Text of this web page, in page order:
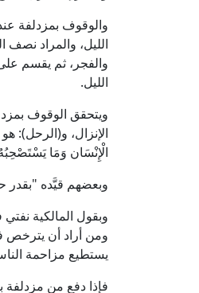
والوقوف بمزدلفة
الليل، والمراد
والفجر، ثم يقسم
الليل.
ويتحقق الوقوف
الإنزال،
الْإِنْسَان وَمَا
وبعضهم قيَّده "بقدر
وبقول المالكية
ومن أراد أن يترخص
يستطيع مزاحمة
فإذا دفع من